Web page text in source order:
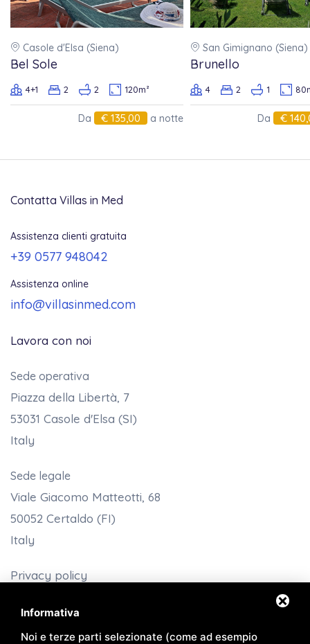
Da 59 a 49 giorni prima dell'arrivo: 60%
Da 48 a 30 giorni prima dell'arrivo: 80
Da 29 giorni all'arrivo: 100%.
Casole d'Elsa (Siena)
Bel Sole
4+1 2 2 120m²
Da € 135,00 a notte
San Gimignano (Siena)
Brunello
4 2 1
Da €
Contatta Villas in Med
Assistenza clienti gratuita
+39 0577 948042
Assistenza online
info@villasinmed.com
Lavora con noi
Sede operativa
Piazza della Libertà, 7
53031 Casole d'Elsa (SI)
Italy
Sede legale
Viale Giacomo Matteotti, 68
50052 Certaldo (FI)
Italy
Privacy policy
P.iva 01735720474
Informativa
Noi e terze parti selezionate (come ad esempio